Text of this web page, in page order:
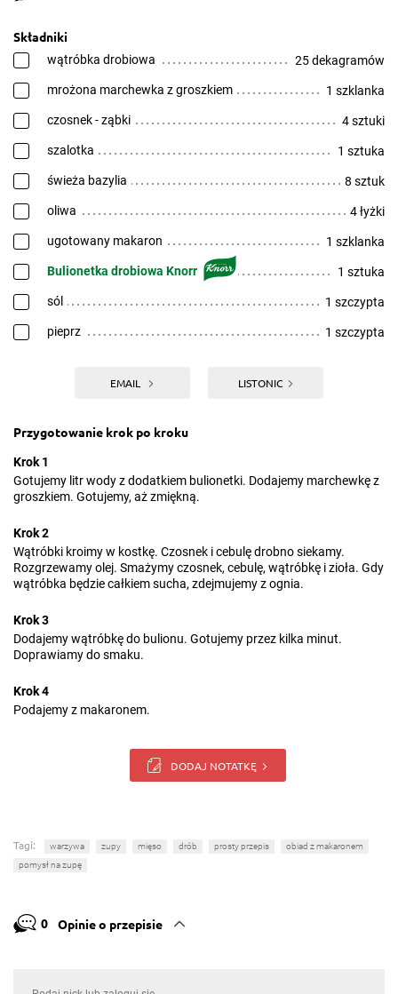
Składniki
wątróbka drobiowa 25 dekagramów
mrożona marchewka z groszkiem 1 szklanka
czosnek - ząbki 4 sztuki
szalotka 1 sztuka
świeża bazylia 8 sztuk
oliwa 4 łyżki
ugotowany makaron 1 szklanka
Bulionetka drobiowa Knorr 1 sztuka
sól 1 szczypta
pieprz 1 szczypta
EMAIL LISTONIC
Przygotowanie krok po kroku
Krok 1
Gotujemy litr wody z dodatkiem bulionetki. Dodajemy marchewkę z
groszkiem. Gotujemy, aż zmiękną.
Krok 2
Wątróbki kroimy w kostkę. Czosnek i cebulę drobno siekamy.
Rozgrzewamy olej. Smażymy czosnek, cebulę, wątróbkę i zioła. Gdy
wątróbka będzie całkiem sucha, zdejmujemy z ognia.
Krok 3
Dodajemy wątróbkę do bulionu. Gotujemy przez kilka minut.
Doprawiamy do smaku.
Krok 4
Podajemy z makaronem.
DODAJ NOTATKĘ
Tagi: warzywa zupy mięso drób prosty przepis
obiad z makaronem
pomysł na zupę
0 Opinie o przepisie